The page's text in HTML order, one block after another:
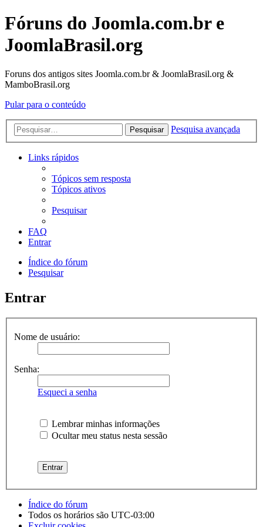
Fóruns do Joomla.com.br e
JoomlaBrasil.org
Foruns dos antigos sites Joomla.com.br & JoomlaBrasil.org &
MamboBrasil.org
Pular para o conteúdo
Pesquisar Pesquisa avançada
Links rápidos
Tópicos sem resposta
Tópicos ativos
Pesquisar
FAQ
Entrar
Índice do fórum
Pesquisar
Entrar
Nome de usuário:
Senha:
Esqueci a senha
Lembrar minhas informações
Ocultar meu status nesta sessão
Índice do fórum
Todos os horários são UTC-03:00